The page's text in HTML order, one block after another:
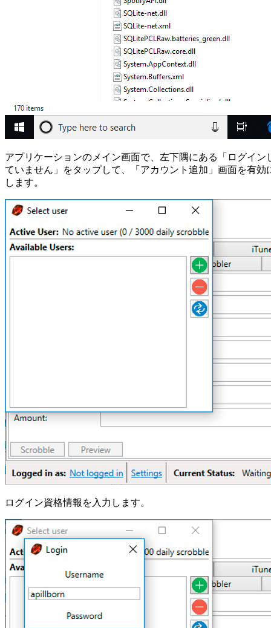
アプリケーションのメイン画面で、左下隅にある「ログイン
ていません」をタップして、「アカウント追加」画面を有効
します。
ログイン資格情報を入力します。